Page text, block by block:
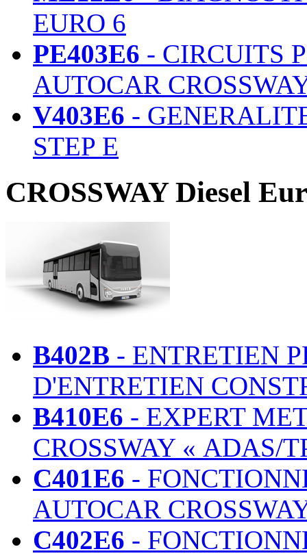
EURO 6
PE403E6 - CIRCUITS
AUTOCAR
V403E6 -
STEP E
CROSSWAY Diesel
B402B - ENTRETIEN
D'ENTRETIEN
B410E6 - EXPERT
CROSSWAY « ADAS/
C401E6 -
AUTOCAR
C402E6 -